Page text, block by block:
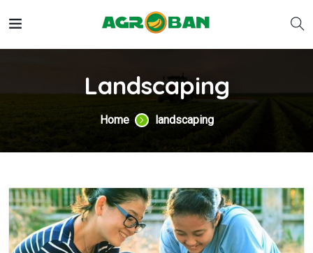
Landscaping
Home landscaping